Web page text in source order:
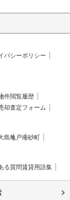
バシーポリシー
件閲覧履歴
却査定フォーム
島亀戸南砂町
る質問賃貸用語集